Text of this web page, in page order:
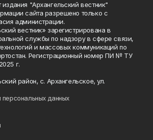
"Архангельский вестник"
сайта разрешено только с
администрации.
вестник» зарегистрирована в
службы по надзору в сфере связи,
и массовых коммуникаций по
Регистрационный номер ПИ № ТУ
г.
район, с. Архангельское, ул.
данных